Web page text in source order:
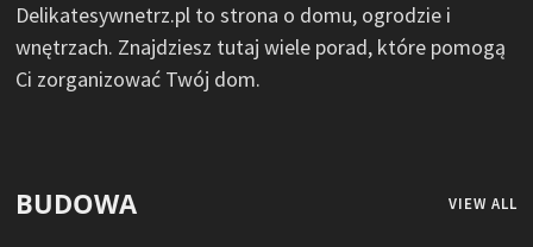
Delikatesywnetrz.pl to strona o domu, ogrodzie i
wnętrzach. Znajdziesz tutaj wiele porad, które pomogą
Ci zorganizować Twój dom.
BUDOWA VIEW ALL